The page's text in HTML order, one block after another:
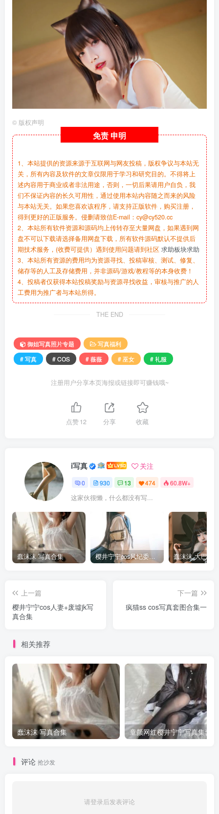
© 版权声明
免责 申明
1、本站提供的资源来源于互联网与网友投稿，版权争议与本站无
关，所有内容及软件的文章仅限用于学习和研究目的。不得将上
述内容用于商业或者非法用途，否则，一切后果请用户自负，我
们不保证内容的长久可用性，通过使用本站内容随之而来的风险
与本站无关。如果您喜欢该程序，请支持正版软件，购买注册，
得到更好的正版服务。侵删请致信E-mail：cy@cy520.cc
2、本站所有软件资源和源码均上传转存至大量网盘，如果遇到网
盘不可以下载请选择备用网盘下载，所有软件源码默认不提供后
期技术服务，(收费可提供）遇到使用问题请到社区 求助板块求助
3、本站所有资源的费用均为资源寻找、投稿审核、测试、修复、
储存等的人工及存储费用，并非源码/游戏/教程等的本身收费！
4、投稿者仅获得本站投稿奖励与资源寻找收益，审核与推广的人
工费用为推广者与本站所得。
THE END
御姐写真照片专题
写真福利
# 写真
# COS # 薇薇 # 巫女 # 礼服
注册用户分享本页海报或链接即可赚钱哦~
点赞12 分享 收藏
i写真 关注
0 930 13 474 60.8W+
这家伙很懒，什么都没有写...
蠢沫沫 写真合集 樱井宁宁cos风纪委员写真套图
上一篇
樱井宁宁cos人妻+废墟jk写
真合集
下一篇
疯猫ss cos写真套图合集一
相关推荐
蠢沫沫 写真合集 童颜网红樱井宁宁写真集套图
评论 抢沙发
请登录后发表评论